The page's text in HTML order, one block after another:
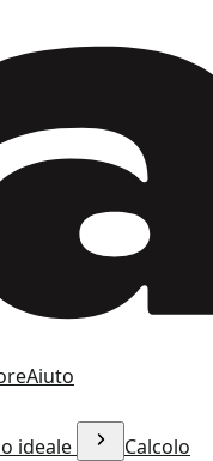
Aiuto
ideale
Calcolo